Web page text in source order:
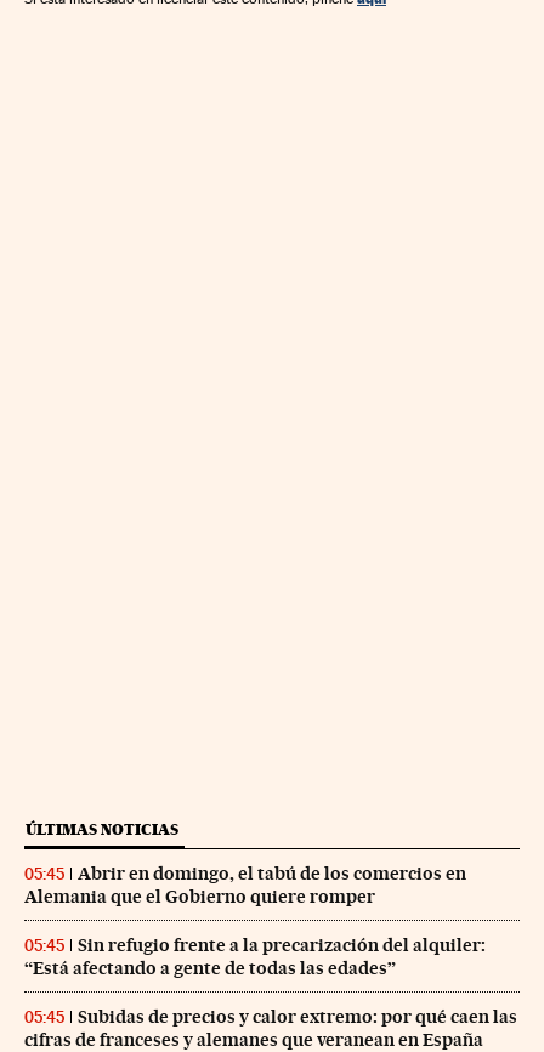
ÚLTIMAS NOTICIAS
05:45
Abrir en domingo, el tabú de los comercios en
Alemania que el Gobierno quiere romper
05:45
Sin refugio frente a la precarización del alquiler:
“Está afectando a gente de todas las edades”
05:45
Subidas de precios y calor extremo: por qué caen las
cifras de franceses y alemanes que veranean en España